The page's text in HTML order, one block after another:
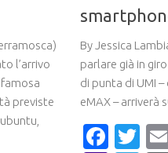
l’arrivo
previste
By Jessica
parlare già in
di punta di UMI
eMAX – arriverà